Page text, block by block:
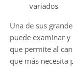
variados
Una de sus
puede examinar
que permite al
que más necesita